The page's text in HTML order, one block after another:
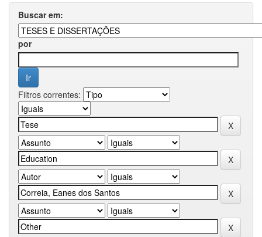
Buscar em:
por
Filtros correntes: